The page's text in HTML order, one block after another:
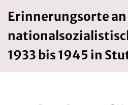
Inhalt
springen
Erinnerungsorte
1933 bis 1945 in